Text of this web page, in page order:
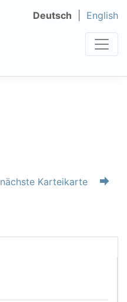
Deutsch English
nächste Karteikarte